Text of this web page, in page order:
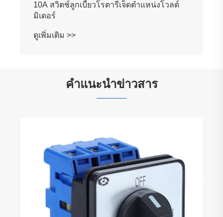
10A สวิตช์ลูกเบี้ยวโรตารีเจ็ดตำแหน่งโวลต์
มิเตอร์
ดูเพิ่มเติม >>
คำแนะนำข่าวสาร